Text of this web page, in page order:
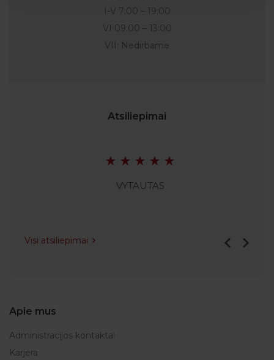
I-V 7:00 – 19:00
VI 09:00 – 13:00
VII: Nedirbame
Atsiliepimai
VYTAUTAS
Visi atsiliepimai
Apie mus
Administracijos kontaktai
Karjera